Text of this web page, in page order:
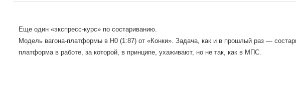
Еще один «экспресс-курс» по состариванию.
Модель вагона-платформы в H0 (1:87) от «Конки». Задача, как и в прошлый раз —
платформа в работе, за которой, в принципе, ухаживают, но не так, как в МПС.